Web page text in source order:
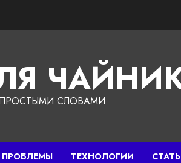
СЛОВАМИ
ПРОБЛЕМЫ ТЕХНОЛОГИИ